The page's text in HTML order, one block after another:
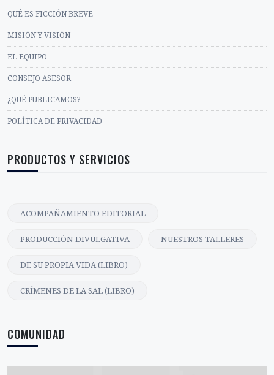
QUÉ ES FICCIÓN BREVE
MISIÓN Y VISIÓN
EL EQUIPO
CONSEJO ASESOR
¿QUÉ PUBLICAMOS?
POLÍTICA DE PRIVACIDAD
PRODUCTOS Y SERVICIOS
ACOMPAÑAMIENTO EDITORIAL
PRODUCCIÓN DIVULGATIVA NUESTROS TALLERES
DE SU PROPIA VIDA (LIBRO)
CRÍMENES DE LA SAL (LIBRO)
COMUNIDAD